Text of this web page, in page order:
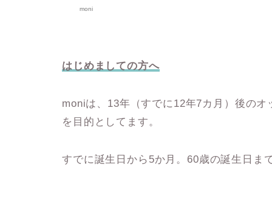
moni
はじめましての方へ
moniは、13年（すでに12年7カ月）後の
を目的としてます。
すでに誕生日から5か月。60歳の誕生日ま